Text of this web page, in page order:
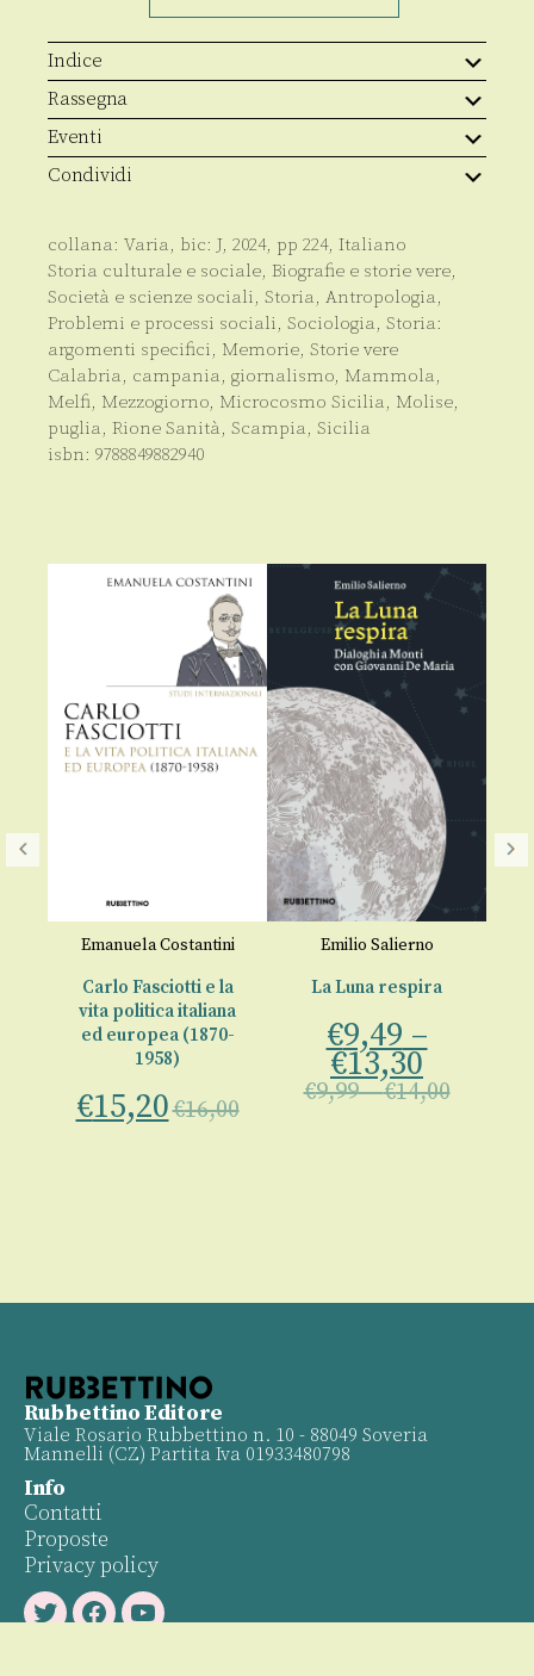
Indice
Rassegna
Eventi
Condividi
collana: Varia, bic: J, 2024, pp 224, Italiano
Storia culturale e sociale, Biografie e storie vere,
Società e scienze sociali, Storia, Antropologia,
Problemi e processi sociali, Sociologia, Storia:
argomenti specifici, Memorie, Storie vere
Calabria, campania, giornalismo, Mammola,
Melfi, Mezzogiorno, Microcosmo Sicilia, Molise,
puglia, Rione Sanità, Scampia, Sicilia
isbn: 9788849882940
Emanuela Costantini
Carlo Fasciotti e la
vita politica italiana
ed europea (1870-
1958)
€15,20€16,00
Emilio Salierno
La Luna respira
€9,49 –
€13,30
€9,99–€14,00
Rubbettino Editore
Viale Rosario Rubbettino n. 10 - 88049 Soveria
Mannelli (CZ) Partita Iva 01933480798
Info
Contatti
Proposte
Privacy policy
TwitterFacebookYoutube